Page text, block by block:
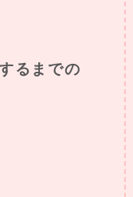
るまでの